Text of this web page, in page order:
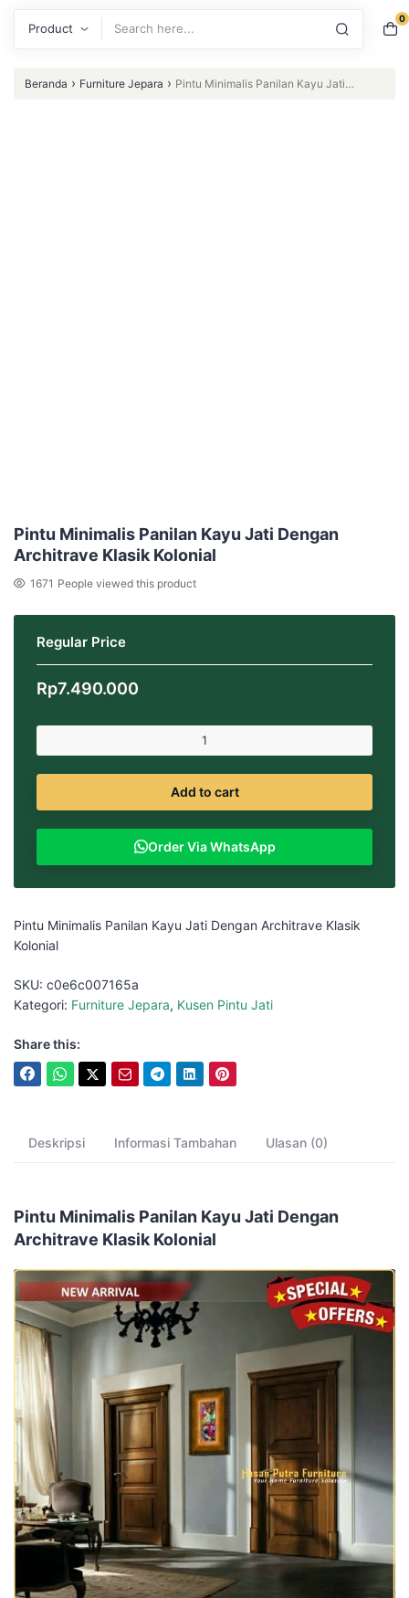
0
Beranda › Furniture Jepara › Pintu Minimalis Panilan Kayu Jati
Pintu Minimalis Panilan Kayu Jati Dengan
Architrave Klasik Kolonial
1671 People viewed this product
Regular Price
Rp7.490.000
Add to cart
Order Via WhatsApp
Pintu Minimalis Panilan Kayu Jati Dengan Architrave Klasik
Kolonial
SKU: c0e6c007165a
Kategori: Furniture Jepara, Kusen Pintu Jati
Share this:
Deskripsi Informasi Tambahan Ulasan (0)
Pintu Minimalis Panilan Kayu Jati Dengan
Architrave Klasik Kolonial